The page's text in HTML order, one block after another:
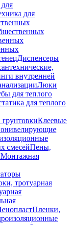
для
Диспенсеры
внутренней
Люки
для теплого
для теплого
Клеевые
смесейПены,
Монтажная
тротуарная
Пленки,